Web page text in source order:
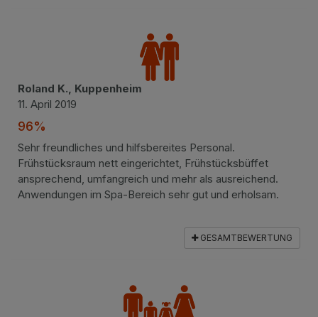
Roland K., Kuppenheim
11. April 2019
96%
Sehr freundliches und hilfsbereites Personal.
Frühstücksraum nett eingerichtet, Frühstücksbüffet
ansprechend, umfangreich und mehr als ausreichend.
Anwendungen im Spa-Bereich sehr gut und erholsam.
GESAMTBEWERTUNG